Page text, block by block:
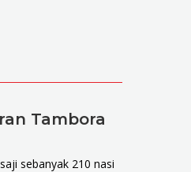
Tambora
sebanyak 210 nasi